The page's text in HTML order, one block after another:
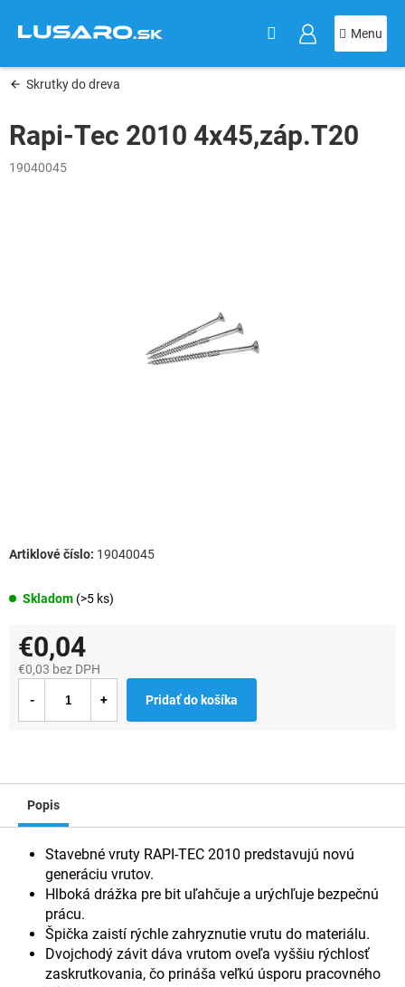
obsah
Skrutky do dreva
Rapi-Tec 2010 4x45,záp.T20
19040045
Skladom (>5 ks)
19040045
€0,04
€0,03 bez DPH
cena:
Pridať do košíka
Popis
Stavebné vruty RAPI-TEC 2010 predstavujú novú
generáciu vrutov.
Hlboká drážka pre bit uľahčuje a urýchľuje bezpečnú
prácu.
Špička zaistí rýchle zahryznutie vrutu do materiálu.
Dvojchodý závit dáva vrutom oveľa vyššiu rýchlosť
zaskrutkovania, čo prináša veľkú úsporu pracovného